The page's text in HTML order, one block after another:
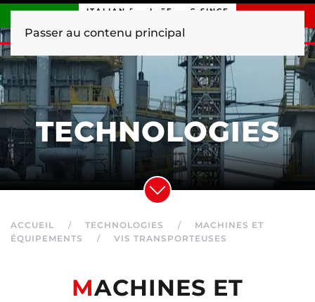
Passer au contenu principal
ITALIAN ENGINEERING SINCE
TECHNOLOGIES
ACCUEIL TECHNOLOGIES
MACHINES ET
ÉQUIPEMENTS
VIS TRANSPORTEUSES
MACHINES ET